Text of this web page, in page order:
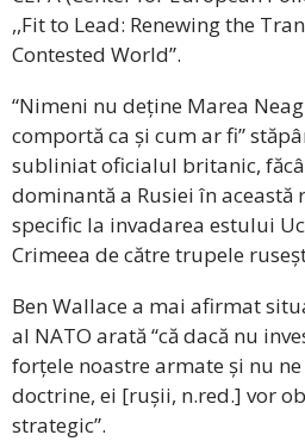
,,Fit to Lead: Renewing the
Contested World”.
“Nimeni nu deține Marea
comportă ca și cum ar fi”
subliniat oficialul britanic,
dominantă a Rusiei în această
specific la invadarea estului
Crimeea de către trupele
Ben Wallace a mai afirmat
al NATO arată “că dacă nu
forțele noastre armate și nu
doctrine, ei [rușii, n.red.] vor
strategic”.